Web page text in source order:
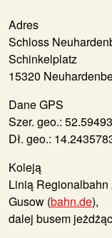
Adres
Schloss
Schinkelplatz
15320
Dane GPS
Szer. geo.:
Dł. geo.:
Koleją
Linią Regionalbahn
Gusow (bahn.de),
dalej busem